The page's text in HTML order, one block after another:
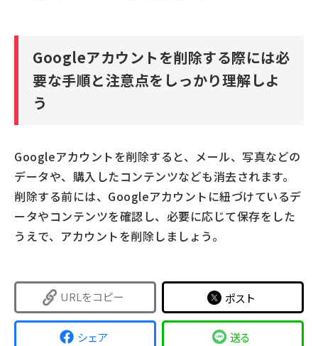
Googleアカウントを削除する際には必
要な手順と注意点をしっかり理解しよ
う
Googleアカウントを削除すると、メール、写真などの
データや、購入したコンテンツなども消去されます。
削除する前には、Googleアカウントに紐づけているデ
ータやコンテンツを確認し、必要に応じて保存をした
うえで、アカウントを削除しましょう。
URLをコピー ポスト
シェア 送る